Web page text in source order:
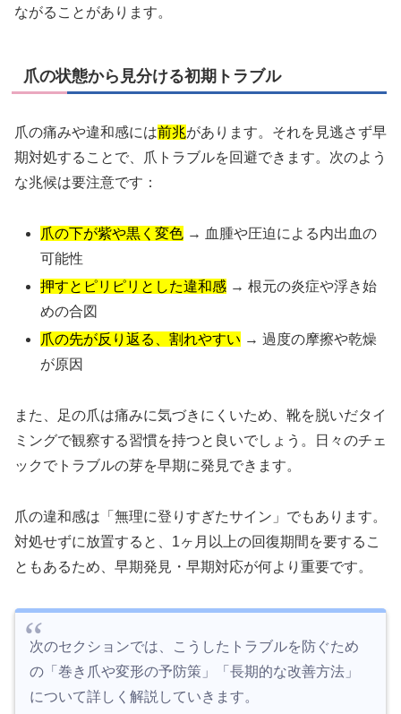
ながることがあります。
爪の状態から見分ける初期トラブル
爪の痛みや違和感には前兆があります。それを見逃さず早
期対処することで、爪トラブルを回避できます。次のよう
な兆候は要注意です：
爪の下が紫や黒く変色 → 血腫や圧迫による内出血の
可能性
押すとピリピリとした違和感 → 根元の炎症や浮き始
めの合図
爪の先が反り返る、割れやすい → 過度の摩擦や乾燥
が原因
また、足の爪は痛みに気づきにくいため、靴を脱いだタイ
ミングで観察する習慣を持つと良いでしょう。日々のチェ
ックでトラブルの芽を早期に発見できます。
爪の違和感は「無理に登りすぎたサイン」でもあります。
対処せずに放置すると、1ヶ月以上の回復期間を要するこ
ともあるため、早期発見・早期対応が何より重要です。
次のセクションでは、こうしたトラブルを防ぐため
の「巻き爪や変形の予防策」「長期的な改善方法」
について詳しく解説していきます。